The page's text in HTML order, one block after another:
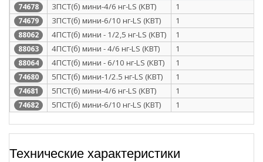
74678 3ПСТ(б) мини-4/6 нг-LS (КВТ) 1
74679 3ПСТ(б) мини-6/10 нг-LS (КВТ) 1
88062 4ПСТ(б) мини - 1/2,5 нг-LS (КВТ) 1
88063 4ПСТ(б) мини - 4/6 нг-LS (КВТ) 1
88064 4ПСТ(б) мини - 6/10 нг-LS (КВТ) 1
74680 5ПСТ(б) мини-1/2.5 нг-LS (КВТ) 1
74681 5ПСТ(б) мини-4/6 нг-LS (КВТ) 1
74682 5ПСТ(б) мини-6/10 нг-LS (КВТ) 1
Технические характеристики